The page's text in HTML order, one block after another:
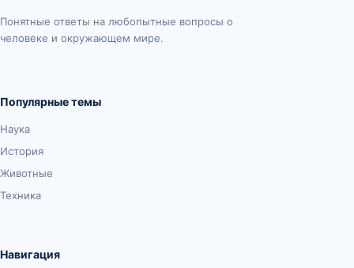
Понятные ответы на любопытные вопросы о
человеке и окружающем мире.
Популярные темы
Наука
История
Животные
Техника
Навигация